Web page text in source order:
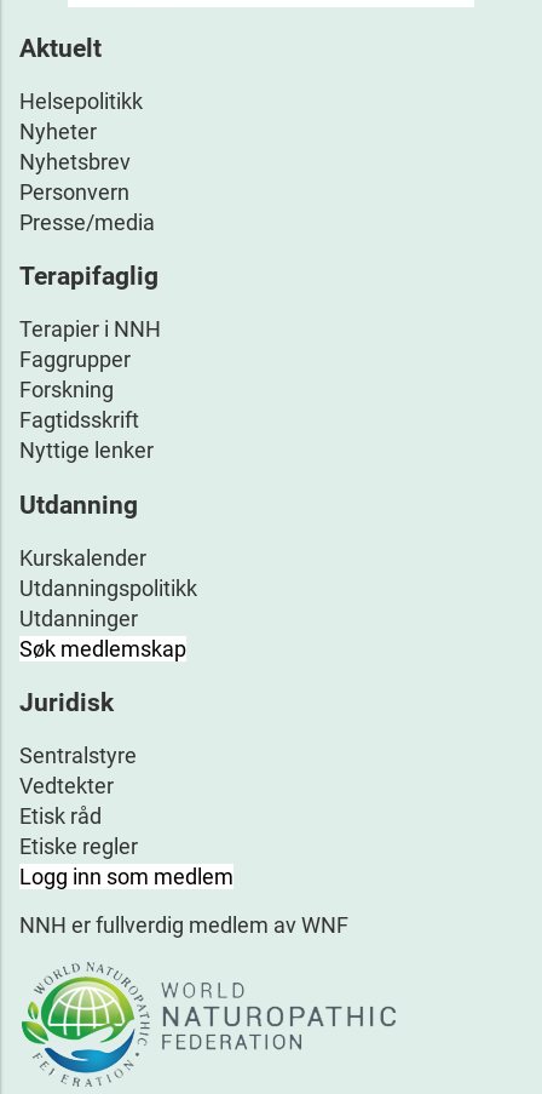
Aktuelt
Helsepolitikk
Nyheter
Nyhetsbrev
Personvern
Presse/media
Terapifaglig
Terapier i NNH
Faggrupper
Forskning
Fagtidsskrift
Nyttige lenker
Utdanning
Kurskalender
Utdanningspolitikk
Utdanninger
Søk medlemskap
Juridisk
Sentralstyre
Vedtekter
Etisk råd
Etiske regler
Logg inn som medlem
NNH er fullverdig medlem av WNF